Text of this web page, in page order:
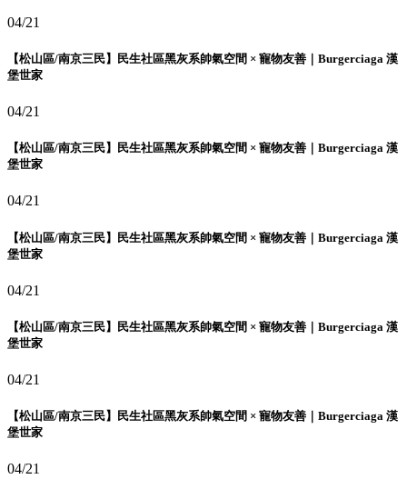
04/21
【松山區/南京三民】民生社區黑灰系帥氣空間 × 寵物友善｜Burgerciaga 漢
堡世家
04/21
【松山區/南京三民】民生社區黑灰系帥氣空間 × 寵物友善｜Burgerciaga 漢
堡世家
04/21
【松山區/南京三民】民生社區黑灰系帥氣空間 × 寵物友善｜Burgerciaga 漢
堡世家
04/21
【松山區/南京三民】民生社區黑灰系帥氣空間 × 寵物友善｜Burgerciaga 漢
堡世家
04/21
【松山區/南京三民】民生社區黑灰系帥氣空間 × 寵物友善｜Burgerciaga 漢
堡世家
04/21